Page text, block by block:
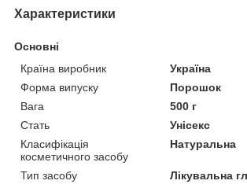
Характеристики
Основні
Країна виробник
Україна
Форма випуску
Порошок
Вага
500 г
Стать
Унісекс
Класифікація
косметичного засобу
Натуральна
Тип засобу
Лікувальна